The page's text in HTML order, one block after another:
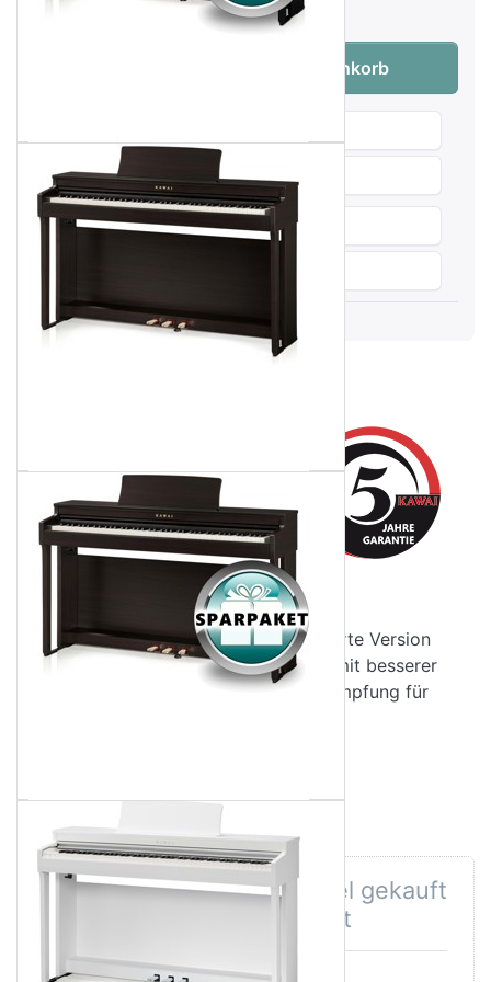
Lieferzeit 5-8 Tage
Kawai CN-201 B Digitalpiano Schwarz
In den Warenkorb
Produktanfrage
Weitersagen
Matt) Digitalpiano
Das CN201 ist das neue
Mitglied der CN-Serie von
Kawai und der Nachfolger des
beliebten CN29 Modells.
Das CN201 verwendet eine verbesserte Version
der Responsive Hammer III Tastatur mit besserer
Tastenmechanik und neuer Tastendämpfung für
detaillierter wiedergegeben. Die neue Low-
Balance-Funktion ermöglicht eine intelligente
Klanganpassung für maximalen Ausdruck,
insbesondere bei niedrigen Lautstärken. Darüber
hinaus ist das CN201 jetzt mit einer Bluetooth®-
Audiokonnektivität ausgestattet, die die kabellose
Wiedergabe von Audio-Songs von einem
Downloads
Herstellerinformationen (GPSR)
Benutzer, die diesen Artikel gekauft
haben, haben auch gekauft